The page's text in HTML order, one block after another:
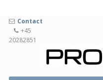
Contact
+45
20282851